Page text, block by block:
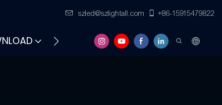
szled@szlightall.com +86-15915479822
FAQS RESSOURCES ET SOUTIEN